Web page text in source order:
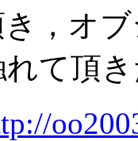
，オ
て頂